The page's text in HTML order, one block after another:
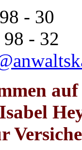
- 30
- 32